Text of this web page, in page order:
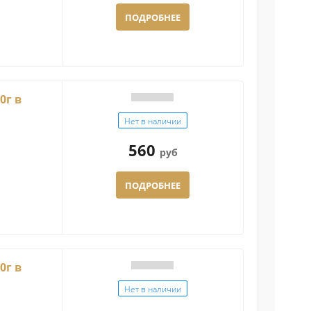
ПОДРОБНЕЕ
в
Нет в наличии
560 руб
ПОДРОБНЕЕ
в
Нет в наличии